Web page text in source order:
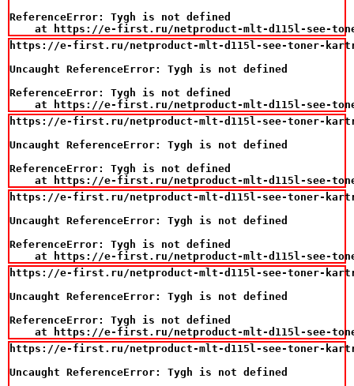
ReferenceError: Tygh is not defined
at https://e-first.ru/netproduct-mlt-d115l-see-
https://e-first.ru/netproduct-mlt-d115l-see-toner-
Uncaught ReferenceError: Tygh is not defined
ReferenceError: Tygh is not defined
at https://e-first.ru/netproduct-mlt-d115l-see-
https://e-first.ru/netproduct-mlt-d115l-see-toner-
Uncaught ReferenceError: Tygh is not defined
ReferenceError: Tygh is not defined
at https://e-first.ru/netproduct-mlt-d115l-see-
https://e-first.ru/netproduct-mlt-d115l-see-toner-
Uncaught ReferenceError: Tygh is not defined
ReferenceError: Tygh is not defined
at https://e-first.ru/netproduct-mlt-d115l-see-
https://e-first.ru/netproduct-mlt-d115l-see-toner-
Uncaught ReferenceError: Tygh is not defined
ReferenceError: Tygh is not defined
at https://e-first.ru/netproduct-mlt-d115l-see-
https://e-first.ru/netproduct-mlt-d115l-see-toner-
Uncaught ReferenceError: Tygh is not defined